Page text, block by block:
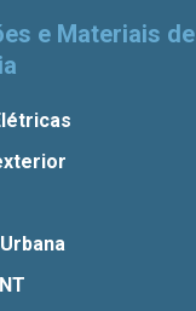
e Materiais de